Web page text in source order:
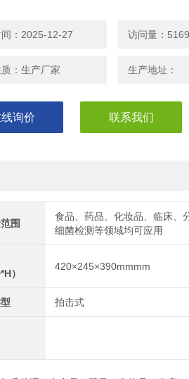
：2025-12-27 访问量：5169
：生产厂家 生产地址：
询价 联系我们
围
食品、药品、化妆品、临床、
细菌检测等领域均可应用
）
420×245×390mmmm
拍击式